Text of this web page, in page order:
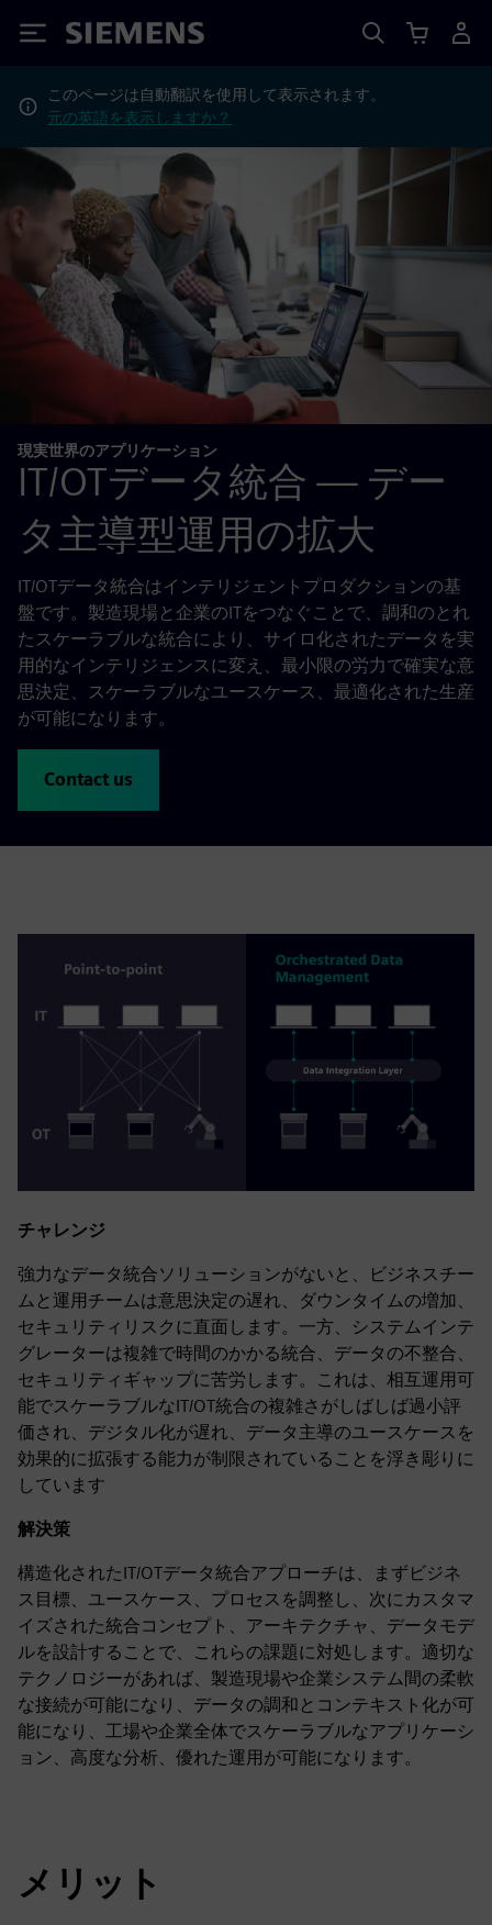
Siemens
このページは自動翻訳を使用して表示されます。
元の英語を表示しますか？
現実世界のアプリケーション
IT/OTデータ統合 — デー
タ主導型運用の拡大
IT/OTデータ統合はインテリジェントプロダクションの基
盤です。製造現場と企業のITをつなぐことで、調和のとれ
たスケーラブルな統合により、サイロ化されたデータを実
用的なインテリジェンスに変え、最小限の労力で確実な意
思決定、スケーラブルなユースケース、最適化された生産
が可能になります。
Contact us
チャレンジ
強力なデータ統合ソリューションがないと、ビジネスチー
ムと運用チームは意思決定の遅れ、ダウンタイムの増加、
セキュリティリスクに直面します。一方、システムインテ
グレーターは複雑で時間のかかる統合、データの不整合、
セキュリティギャップに苦労します。これは、相互運用可
能でスケーラブルなIT/OT統合の複雑さがしばしば過小評
価され、デジタル化が遅れ、データ主導のユースケースを
効果的に拡張する能力が制限されていることを浮き彫りに
しています
解決策
構造化されたIT/OTデータ統合アプローチは、まずビジネ
ス目標、ユースケース、プロセスを調整し、次にカスタマ
イズされた統合コンセプト、アーキテクチャ、データモデ
ルを設計することで、これらの課題に対処します。適切な
テクノロジーがあれば、製造現場や企業システム間の柔軟
な接続が可能になり、データの調和とコンテキスト化が可
能になり、工場や企業全体でスケーラブルなアプリケーシ
ョン、高度な分析、優れた運用が可能になります。
メリット